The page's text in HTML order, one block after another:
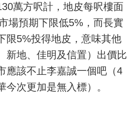
萬方呎計，地皮每呎樓面
場預期下限低5%，而長實
限5%投得地皮，意味其他
新地、佳明及信置）出價比
應該不止李嘉誠一個吧（4
今次更加是無入標）。